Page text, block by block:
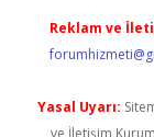
Reklam ve
Yasal Uyarı:
ve İletişim